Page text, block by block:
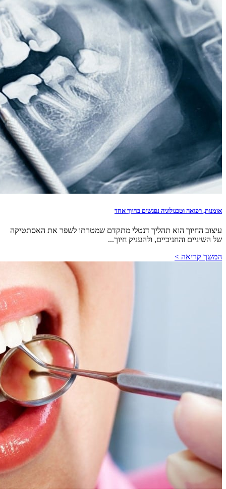
אומנות, רפואה וטכנולוגיה נפגשים בחיוך אחד
עיצוב החיוך הוא תהליך דנטלי מתקדם שמטרתו לשפר את האסתטיקה
של השיניים והחניכיים, ולהעניק חיוך...
המשך קריאה >